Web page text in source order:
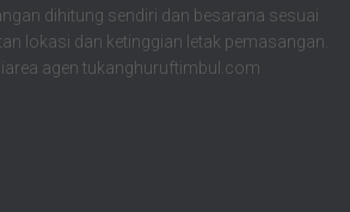
dihitung sendiri dan besarana sesuai
lokasi dan ketinggian letak pemasangan.
agen tukanghuruftimbul.com